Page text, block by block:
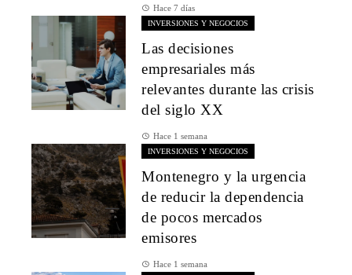
Hace 7 días
INVERSIONES Y NEGOCIOS
Las decisiones
empresariales más
relevantes durante las crisis
del siglo XX
Hace 1 semana
INVERSIONES Y NEGOCIOS
Montenegro y la urgencia
de reducir la dependencia
de pocos mercados
emisores
Hace 1 semana